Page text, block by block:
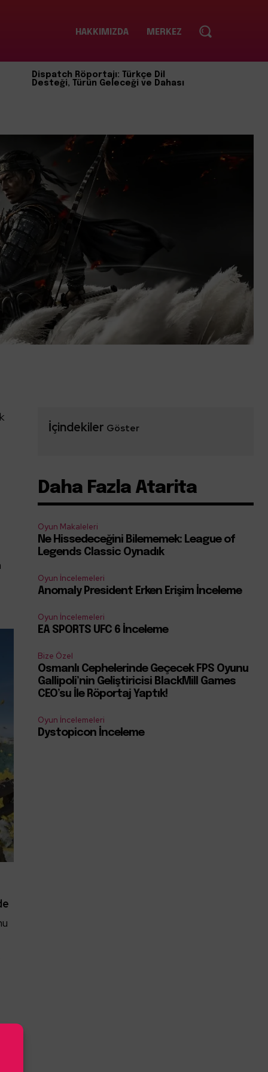
HAKKIMIZDA MERKEZ
Dispatch Röportajı: Türkçe Dil
Desteği, Türün Geleceği ve Dahası
İçindekiler Göster
Daha Fazla Atarita
Oyun Makaleleri
Ne Hissedeceğini Bilememek: League of
Legends Classic Oynadık
Oyun İncelemeleri
Anomaly President Erken Erişim İnceleme
Oyun İncelemeleri
EA SPORTS UFC 6 İnceleme
Bize Özel
Osmanlı Cephelerinde Geçecek FPS Oyunu
Gallipoli’nin Geliştiricisi BlackMill Games
CEO’su İle Röportaj Yaptık!
Oyun İncelemeleri
Dystopicon İnceleme